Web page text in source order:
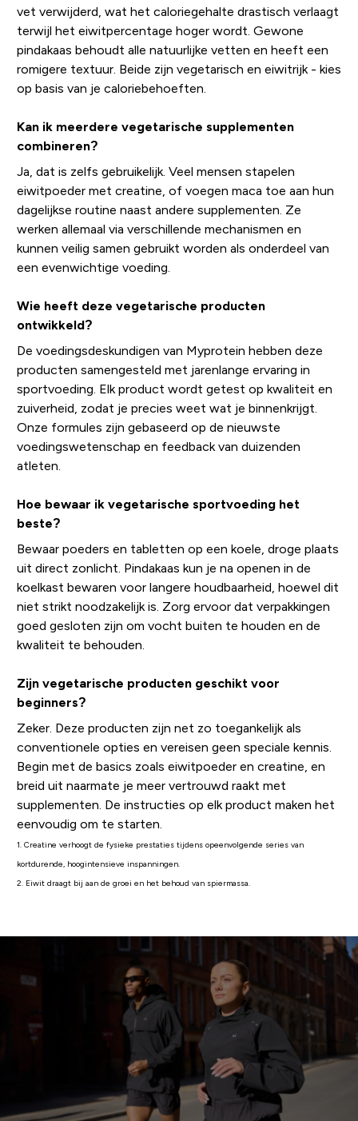
vet verwijderd, wat het caloriegehalte drastisch verlaagt
terwijl het eiwitpercentage hoger wordt. Gewone
pindakaas behoudt alle natuurlijke vetten en heeft een
romigere textuur. Beide zijn vegetarisch en eiwitrijk - kies
op basis van je caloriebehoeften.
Kan ik meerdere vegetarische supplementen
combineren?
Ja, dat is zelfs gebruikelijk. Veel mensen stapelen
eiwitpoeder met creatine, of voegen maca toe aan hun
dagelijkse routine naast andere supplementen. Ze
werken allemaal via verschillende mechanismen en
kunnen veilig samen gebruikt worden als onderdeel van
een evenwichtige voeding.
Wie heeft deze vegetarische producten
ontwikkeld?
De voedingsdeskundigen van Myprotein hebben deze
producten samengesteld met jarenlange ervaring in
sportvoeding. Elk product wordt getest op kwaliteit en
zuiverheid, zodat je precies weet wat je binnenkrijgt.
Onze formules zijn gebaseerd op de nieuwste
voedingswetenschap en feedback van duizenden
atleten.
Hoe bewaar ik vegetarische sportvoeding het
beste?
Bewaar poeders en tabletten op een koele, droge plaats
uit direct zonlicht. Pindakaas kun je na openen in de
koelkast bewaren voor langere houdbaarheid, hoewel dit
niet strikt noodzakelijk is. Zorg ervoor dat verpakkingen
goed gesloten zijn om vocht buiten te houden en de
kwaliteit te behouden.
Zijn vegetarische producten geschikt voor
beginners?
Zeker. Deze producten zijn net zo toegankelijk als
conventionele opties en vereisen geen speciale kennis.
Begin met de basics zoals eiwitpoeder en creatine, en
breid uit naarmate je meer vertrouwd raakt met
supplementen. De instructies op elk product maken het
eenvoudig om te starten.
1. Creatine verhoogt de fysieke prestaties tijdens opeenvolgende series van
kortdurende, hoogintensieve inspanningen.
2. Eiwit draagt bij aan de groei en het behoud van spiermassa.